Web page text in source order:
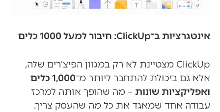
אינטגרציות ב־ClickUp: חיבור למעל 1000 כלים
ClickUp מצטיינת לא רק במגוון הפיצ’רים שלה,
אלא גם ביכולת להתחבר ליותר מ־
1,000 כלים
ואפליקציות שונות – מה שהופך אותה למרכז
עבודה אחד שמאגד את כל מה שהעסק צריך.